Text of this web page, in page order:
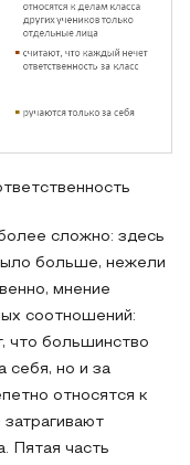
сложно: здесь
больше, нежели
мнение
соотношений:
что большинство
себя, но и за
относятся к
Пятая часть